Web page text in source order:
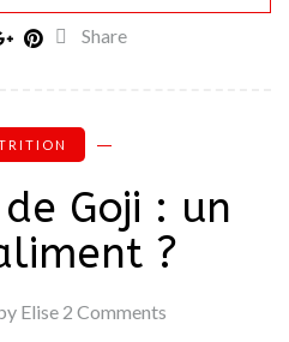
Share
Goji : un
?
Elise 2 Comments